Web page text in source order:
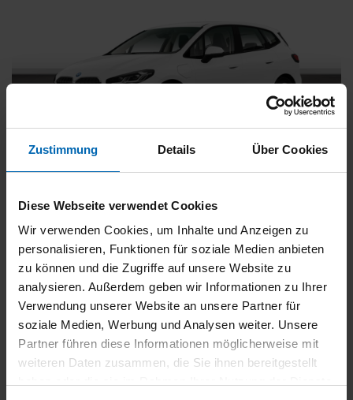
Zustimmung Details Über Cookies
Diese Webseite verwendet Cookies
Wir verwenden Cookies, um Inhalte und Anzeigen zu
personalisieren, Funktionen für soziale Medien anbieten
zu können und die Zugriffe auf unsere Website zu
analysieren. Außerdem geben wir Informationen zu Ihrer
Verwendung unserer Website an unsere Partner für
soziale Medien, Werbung und Analysen weiter. Unsere
Partner führen diese Informationen möglicherweise mit
weiteren Daten zusammen, die Sie ihnen bereitgestellt
BMW 225
Gebrauchtwagen
Typ
Pkw
Kilometerstand
54.750 km
Erstzulassung
05/2023
Zustand
Gebrauchtwagen
Leistung
180 kW / 245 PS